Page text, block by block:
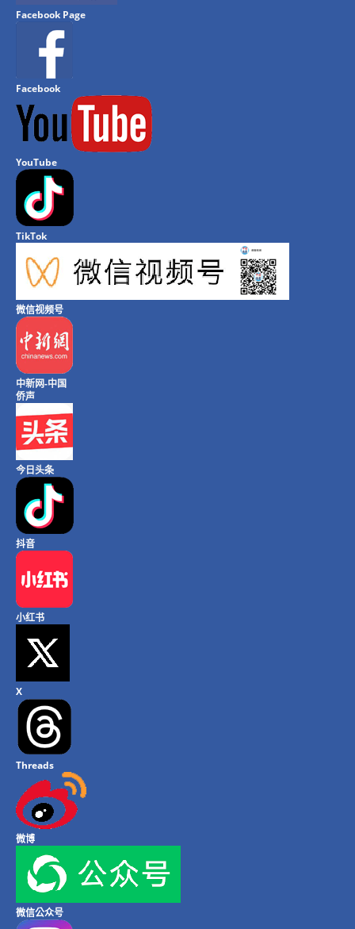
Facebook Page
Facebook
YouTube
TikTok
微信视频号
中新网-中国
侨声
今日头条
抖音
小红书
X
Threads
微博
微信公众号